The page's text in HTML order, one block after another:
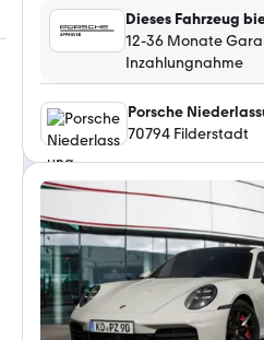
Dieses Fahrzeug
12-36 Monate
Inzahlungnahme
70794 Filderstadt